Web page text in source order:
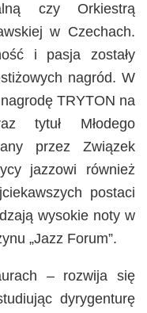
czy Orkiestrą
w Czechach.
i pasja zostały
nagród. W
TRYTON na
tytuł Młodego
przez Związek
jazzowi również
postaci
wysokie noty w
„Jazz Forum”.
– rozwija się
dyrygenturę